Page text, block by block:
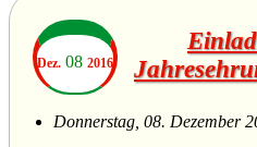
Dez. 08 2016
Donnerstag, 08. Dezember